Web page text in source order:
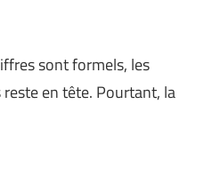
sont formels, les
en tête. Pourtant, la